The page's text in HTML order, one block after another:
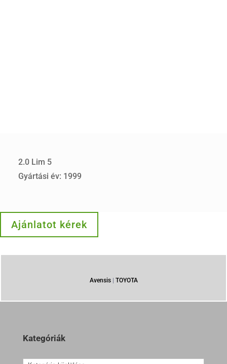
2.0 Lim 5
Gyártási év: 1999
Ajánlatot kérek
Avensis| TOYOTA
Kategóriák